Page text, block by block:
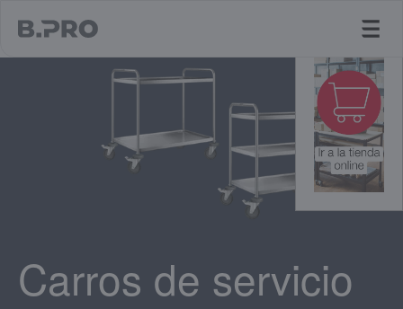
Carros de servicio